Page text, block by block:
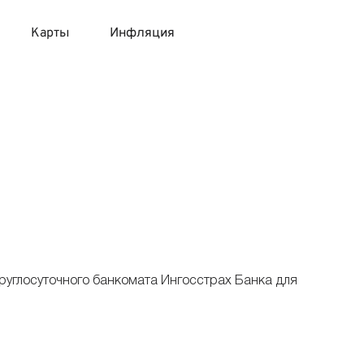
Карты Инфляция
банкомата Ингосстрах Банка для